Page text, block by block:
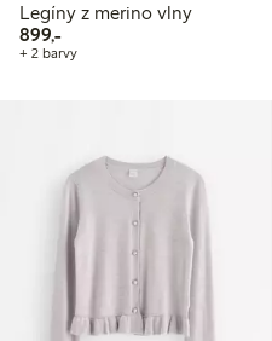
Legíny z merino vlny
899,-899,00 Kč
+ 2 barvy